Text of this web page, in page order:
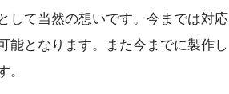
して当然の想いです。今までは対応
能となります。また今までに製作し
。